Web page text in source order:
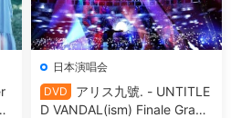
日本演唱会
DVD
アリス九號. - UNTITLE
D VANDAL(ism) Finale Grace